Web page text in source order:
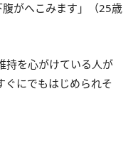
腹がへこみます」（25歳
持を心がけている人が
ぐにでもはじめられそ